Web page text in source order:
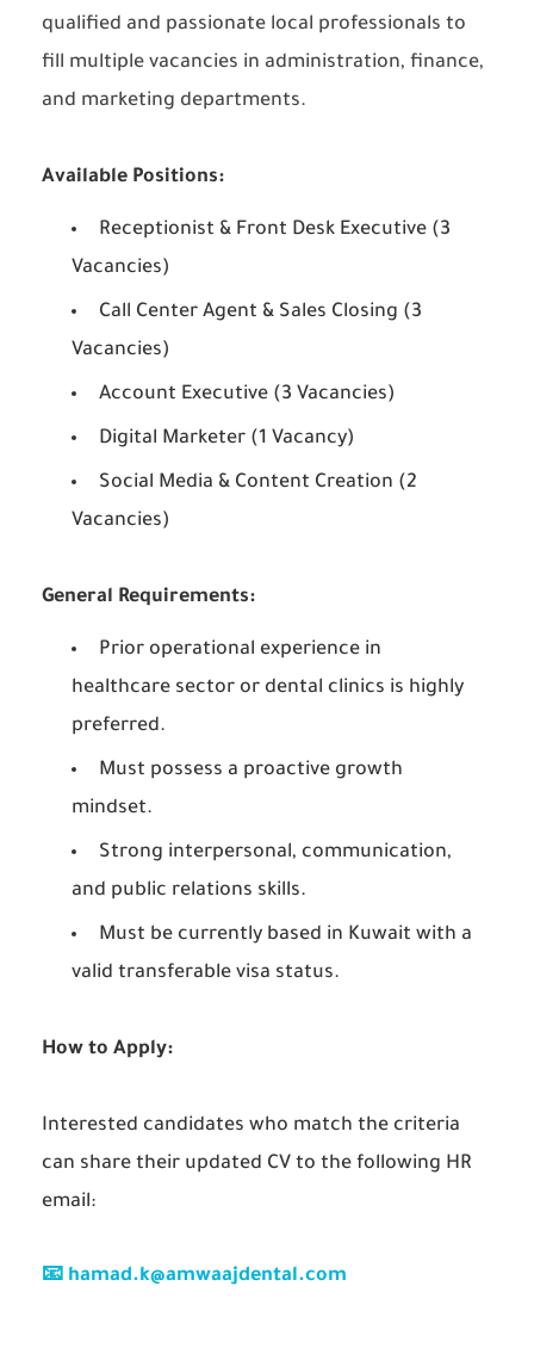
qualified and passionate local professionals to
fill multiple vacancies in administration, finance,
and marketing departments.
Available Positions:
Receptionist & Front Desk Executive (3
Vacancies)
Call Center Agent & Sales Closing (3
Vacancies)
Account Executive (3 Vacancies)
Digital Marketer (1 Vacancy)
Social Media & Content Creation (2
Vacancies)
General Requirements:
Prior operational experience in
healthcare sector or dental clinics is highly
preferred.
Must possess a proactive growth
mindset.
Strong interpersonal, communication,
and public relations skills.
Must be currently based in Kuwait with a
valid transferable visa status.
How to Apply:
Interested candidates who match the criteria
can share their updated CV to the following HR
email:
📧 hamad.k@amwaajdental.com